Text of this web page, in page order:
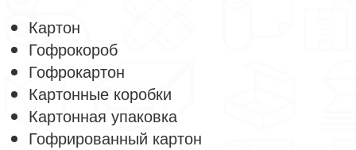
Картон
Гофрокороб
Гофрокартон
Картонные коробки
Картонная упаковка
Гофрированный картон